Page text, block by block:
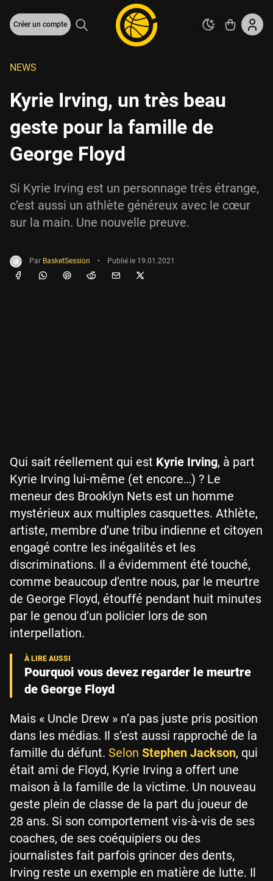
Créer un compte
NEWS
Kyrie Irving, un très beau
geste pour la famille de
George Floyd
Si Kyrie Irving est un personnage très étrange,
c’est aussi un athlète généreux avec le cœur
sur la main. Une nouvelle preuve.
Par BasketSession • Publié le 19.01.2021
Qui sait réellement qui est Kyrie Irving, à part
Kyrie Irving lui-même (et encore…) ? Le
meneur des Brooklyn Nets est un homme
mystérieux aux multiples casquettes. Athlète,
artiste, membre d’une tribu indienne et citoyen
engagé contre les inégalités et les
discriminations. Il a évidemment été touché,
comme beaucoup d’entre nous, par le meurtre
de George Floyd, étouffé pendant huit minutes
par le genou d’un policier lors de son
interpellation.
Pourquoi vous devez regarder le meurtre
de George Floyd
Mais « Uncle Drew » n’a pas juste pris position
dans les médias. Il s’est aussi rapproché de la
famille du défunt. Selon Stephen Jackson, qui
était ami de Floyd, Kyrie Irving a offert une
maison à la famille de la victime. Un nouveau
geste plein de classe de la part du joueur de
28 ans. Si son comportement vis-à-vis de ses
coaches, de ses coéquipiers ou des
journalistes fait parfois grincer des dents,
Irving reste un exemple en matière de lutte. Il